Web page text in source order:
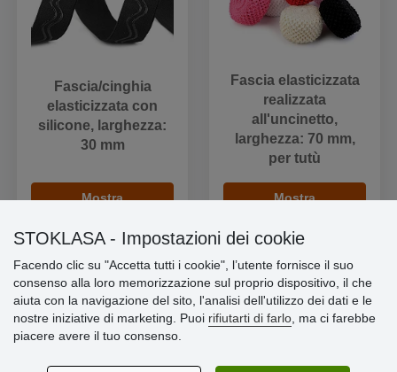
Fascia/cinghia
elasticizzata con
silicone, larghezza:
30 mm
Mostra
Fascia elasticizzata
realizzata
all'uncinetto,
larghezza: 70 mm,
per tutù
Mostra
Informazioni importanti
» Impostazioni dei cookie
» Termini & Condizioni
STOKLASA - Impostazioni dei cookie
Facendo clic su "Accetta tutti i cookie", l’utente fornisce il suo
consenso alla loro memorizzazione sul proprio dispositivo, il che
aiuta con la navigazione del sito, l'analisi dell'utilizzo dei dati e le
nostre iniziative di marketing. Puoi rifiutarti di farlo , ma ci farebbe
piacere avere il tuo consenso.